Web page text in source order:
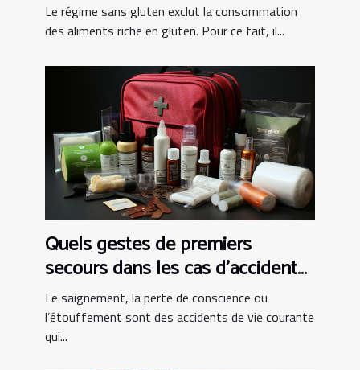
Le régime sans gluten exclut la consommation
des aliments riche en gluten. Pour ce fait, il...
Quels gestes de premiers
secours dans les cas d’accident
de vie courante ?
Le saignement, la perte de conscience ou
l’étouffement sont des accidents de vie courante
qui...